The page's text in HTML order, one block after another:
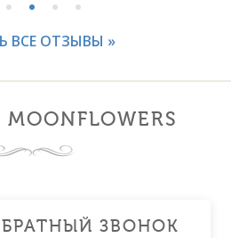
ВСЕ ОТЗЫВЫ »
ЗВОНОК